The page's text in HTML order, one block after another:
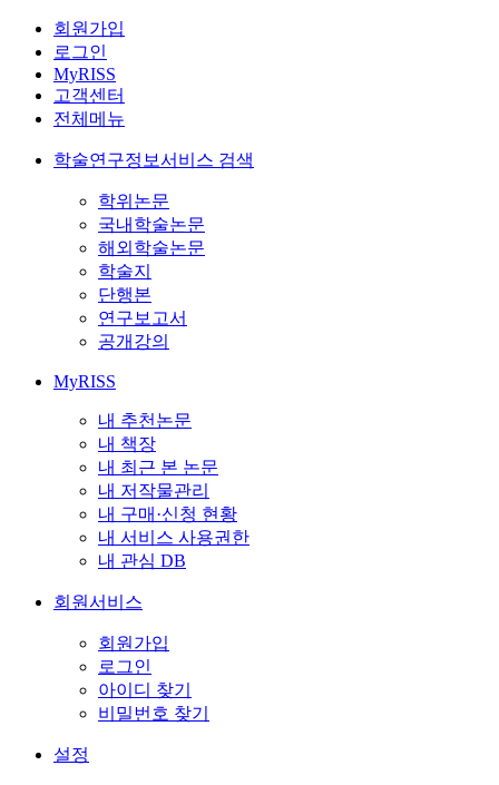
회원가입
로그인
MyRISS
고객센터
전체메뉴
학술연구정보서비스 검색
학위논문
국내학술논문
해외학술논문
학술지
단행본
연구보고서
공개강의
MyRISS
내 추천논문
내 책장
내 최근 본 논문
내 저작물관리
내 구매·신청 현황
내 서비스 사용권한
내 관심 DB
회원서비스
회원가입
로그인
아이디 찾기
비밀번호 찾기
설정